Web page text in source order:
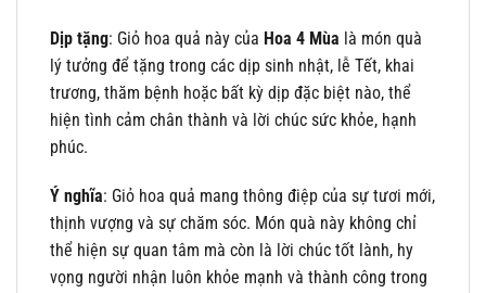
Dịp tặng: Giỏ hoa quả này của Hoa 4 Mùa là món quà
lý tưởng để tặng trong các dịp sinh nhật, lễ Tết, khai
trương, thăm bệnh hoặc bất kỳ dịp đặc biệt nào, thể
hiện tình cảm chân thành và lời chúc sức khỏe, hạnh
phúc.
Ý nghĩa: Giỏ hoa quả mang thông điệp của sự tươi mới,
thịnh vượng và sự chăm sóc. Món quà này không chỉ
thể hiện sự quan tâm mà còn là lời chúc tốt lành, hy
vọng người nhận luôn khỏe mạnh và thành công trong